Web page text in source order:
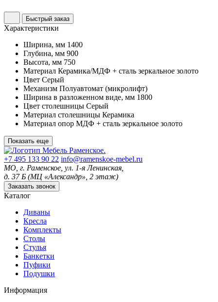
Быстрый заказ
Характеристики
Ширина, мм 1400
Глубина, мм 900
Высота, мм 750
Материал Керамика/МДФ + сталь зеркальное золото
Цвет Серый
Механизм Полуавтомат (микролифт)
Ширина в разложенном виде, мм 1800
Цвет столешницы Серый
Материал столешницы Керамика
Материал опор МДФ + сталь зеркальное золото
Показать еще
+7 495 133 90 22 info@ramenskoe-mebel.ru
МО, г. Раменское, ул. 1-я Ленинская,
д. 37 Б (МЦ «Александр», 2 этаж)
Заказать звонок
Каталог
Диваны
Кресла
Комплекты
Столы
Стулья
Банкетки
Пуфики
Подушки
Информация